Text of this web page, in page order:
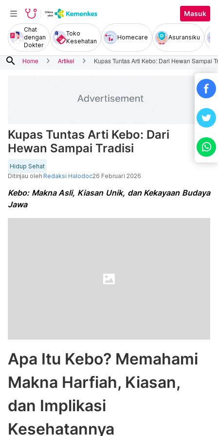
Masuk
Chat
dengan
Dokter
Toko
Kesehatan
Homecare Asuransiku
search Home Artikel Kupas Tuntas Arti Kebo: Dari Hewan Sampai
Kupas Tuntas Arti Kebo: Dari
Hewan Sampai Tradisi
Hidup Sehat
Ditinjau oleh Redaksi Halodoc26 Februari 2026
Kebo: Makna Asli, Kiasan Unik, dan Kekayaan Budaya
Jawa
Apa Itu Kebo? Memahami
Makna Harfiah, Kiasan,
dan Implikasi
Kesehatannya